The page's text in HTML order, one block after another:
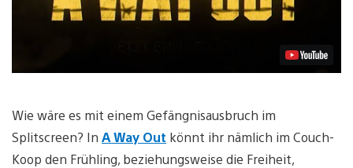
Wie wäre es mit einem Gefängnisausbruch im
Splitscreen? In A Way Out könnt ihr nämlich im Couch-
Koop den Frühling, beziehungsweise die Freiheit,